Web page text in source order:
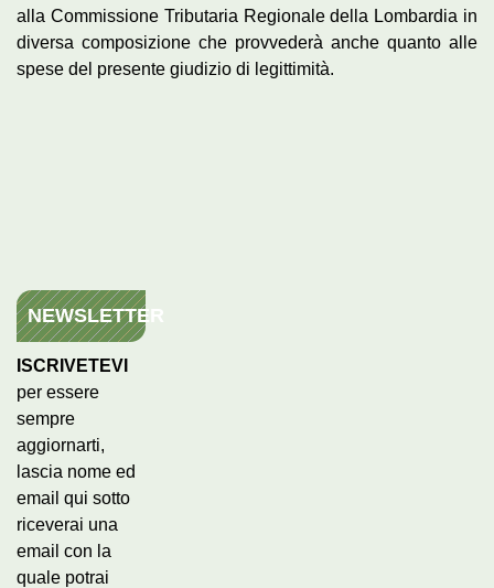
alla Commissione Tributaria Regionale della Lombardia in
diversa composizione che provvederà anche quanto alle
spese del presente giudizio di legittimità.
NEWSLETTER
ISCRIVETEVI
per essere
sempre
aggiornarti,
lascia nome ed
email qui sotto
riceverai una
email con la
quale potrai